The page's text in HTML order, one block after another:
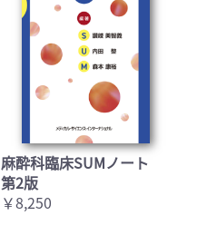
麻酔科臨床SUMノート
第2版
￥8,250